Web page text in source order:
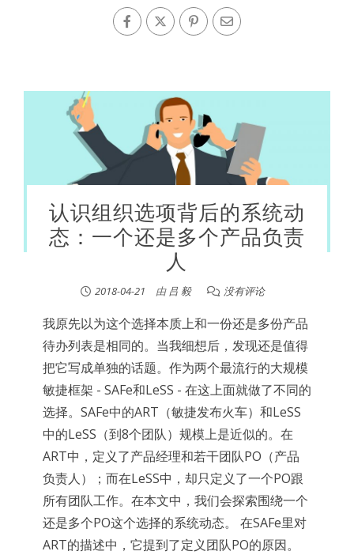
认识组织选项背后的系统动
态：一个还是多个产品负责
人
2018-04-21 由 吕 毅 没有评论
我原先以为这个选择本质上和一份还是多份产品
待办列表是相同的。当我细想后，发现还是值得
把它写成单独的话题。作为两个最流行的大规模
敏捷框架 - SAFe和LeSS - 在这上面就做了不同的
选择。SAFe中的ART（敏捷发布火车）和LeSS
中的LeSS（到8个团队）规模上是近似的。在
ART中，定义了产品经理和若干团队PO（产品
负责人）；而在LeSS中，却只定义了一个PO跟
所有团队工作。在本文中，我们会探索围绕一个
还是多个PO这个选择的系统动态。 在SAFe里对
ART的描述中，它提到了定义团队PO的原因。